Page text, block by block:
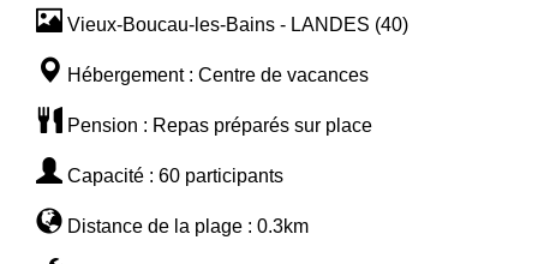
Vieux-Boucau-les-Bains - LANDES (40)
Hébergement : Centre de vacances
Pension : Repas préparés sur place
Capacité : 60 participants
Distance de la plage : 0.3km